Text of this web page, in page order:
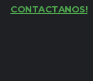
CONTACTANOS!